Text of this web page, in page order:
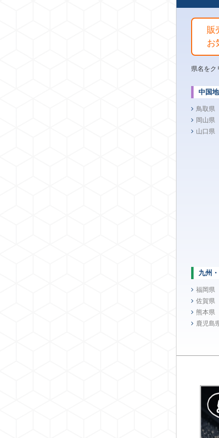
販
お
県名をク
中国
鳥取県
岡山県
山口県
九州
福岡県
佐賀県
熊本県
鹿児島